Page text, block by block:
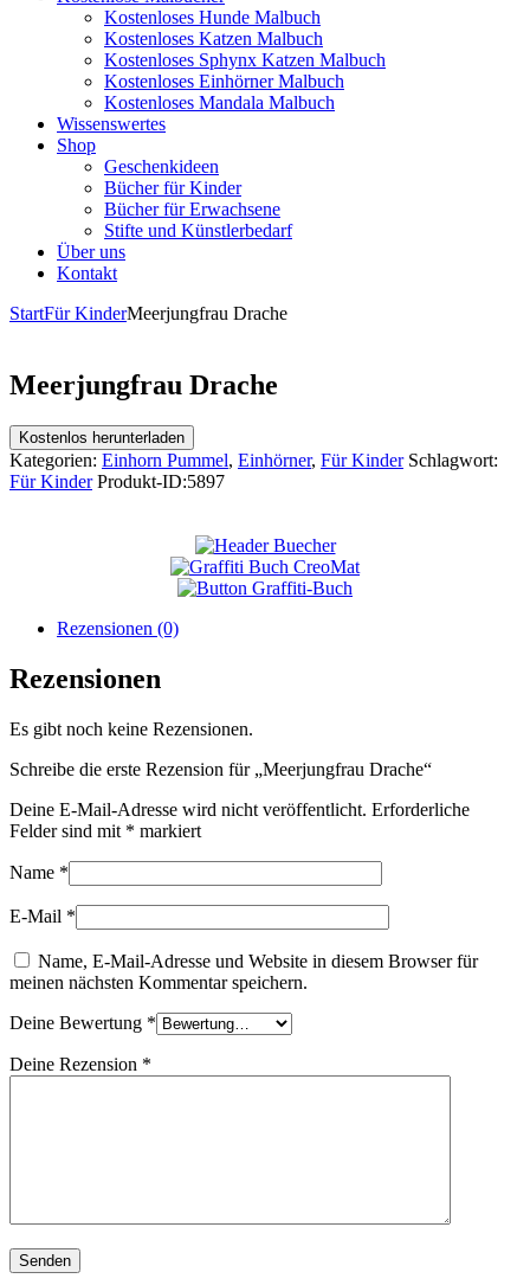
Kostenloses Hunde Malbuch
Kostenloses Katzen Malbuch
Kostenloses Sphynx Katzen Malbuch
Kostenloses Einhörner Malbuch
Kostenloses Mandala Malbuch
Wissenswertes
Shop
Geschenkideen
Bücher für Kinder
Bücher für Erwachsene
Stifte und Künstlerbedarf
Über uns
Kontakt
StartFür KinderMeerjungfrau Drache
Meerjungfrau Drache
Kostenlos herunterladen
Kategorien: Einhorn Pummel, Einhörner, Für Kinder Schlagwort:
Für Kinder Produkt-ID:5897
Rezensionen (0)
Rezensionen
Es gibt noch keine Rezensionen.
Schreibe die erste Rezension für „Meerjungfrau Drache“
Deine E-Mail-Adresse wird nicht veröffentlicht. Erforderliche
Felder sind mit * markiert
Name *
E-Mail *
Name, E-Mail-Adresse und Website in diesem Browser für
meinen nächsten Kommentar speichern.
Deine Bewertung *
Deine Rezension *